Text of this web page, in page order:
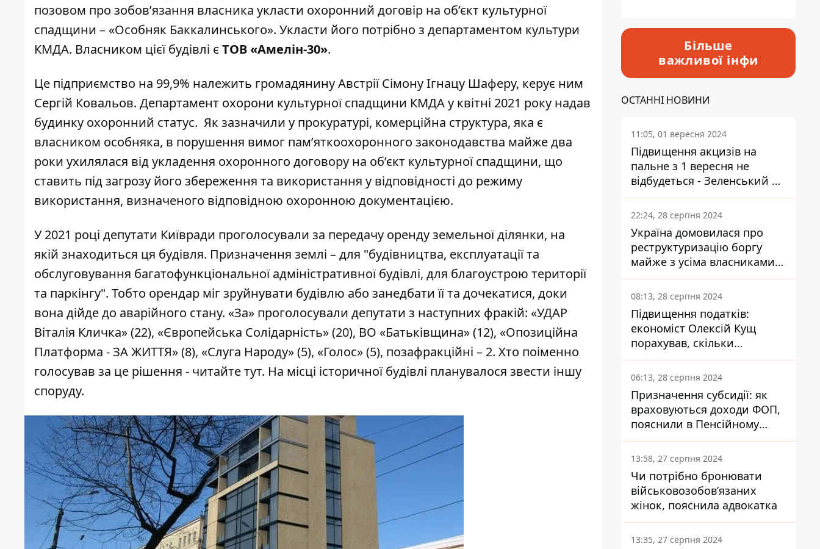
позовом про зобов’язання власника укласти охоронний договір на об’єкт культурної
спадщини – «Особняк Баккалинського». Укласти його потрібно з департаментом культури
КМДА. Власником цієї будівлі є ТОВ «Амелін-30».
Це підприємство на 99,9% належить громадянину Австрії Сімону Ігнацу Шаферу, керує ним
Сергій Ковальов. Департамент охорони культурної спадщини КМДА у квітні 2021 року надав
будинку охоронний статус. Як зазначили у прокуратурі, комерційна структура, яка є
власником особняка, в порушення вимог пам’яткоохоронного законодавства майже два
роки ухилялася від укладення охоронного договору на об’єкт культурної спадщини, що
ставить під загрозу його збереження та використання у відповідності до режиму
використання, визначеного відповідною охоронною документацією.
У 2021 році депутати Київради проголосували за передачу оренду земельної ділянки, на
якій знаходиться ця будівля. Призначення землі – для "будівництва, експлуатації та
обслуговування багатофункціональної адміністративної будівлі, для благоустрою території
та паркінгу". Тобто орендар міг зруйнувати будівлю або занедбати її та дочекатися, доки
вона дійде до аварійного стану. «За» проголосували депутати з наступних фракій: «УДАР
Віталія Кличка» (22), «Європейська Солідарність» (20), ВО «Батьківщина» (12), «Опозиційна
Платформа - ЗА ЖИТТЯ» (8), «Слуга Народу» (5), «Голос» (5), позафракційні – 2. Хто поіменно
голосував за це рішення - читайте тут. На місці історичної будівлі планувалося звести іншу
споруду.
Більше
важливої інфи
ОСТАННІ НОВИНИ
11:05, 01 вересня 2024
Підвищення акцизів на
пальне з 1 вересня не
відбудеться - Зеленський не
підписав закон
22:24, 28 серпня 2024
Україна домовилася про
реструктуризацію боргу
майже з усіма власниками
єврооблігацій: що це
означає для країни
08:13, 28 серпня 2024
Підвищення податків:
економіст Олексій Кущ
порахував, скільки
заплатить кожен українець
06:13, 28 серпня 2024
Призначення субсидії: як
враховуються доходи ФОП,
пояснили в Пенсійному
фонді
13:58, 27 серпня 2024
Чи потрібно бронювати
військовозобов’язаних
жінок, пояснила адвокатка
13:35, 27 серпня 2024